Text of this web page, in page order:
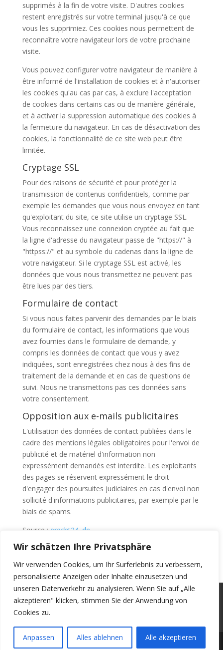
Wir schätzen Ihre Privatsphäre
Wir verwenden Cookies, um Ihr Surferlebnis zu verbessern,
personalisierte Anzeigen oder Inhalte einzusetzen und
unseren Datenverkehr zu analysieren. Wenn Sie auf „Alle
akzeptieren" klicken, stimmen Sie der Anwendung von
Cookies zu.
Anpassen Alles ablehnen Alle akzeptieren
supprimés à la fin de votre visite. D'autres cookies
restent enregistrés sur votre terminal jusqu'à ce que
vous les supprimiez. Ces cookies nous permettent de
reconnaître votre navigateur lors de votre prochaine
visite.
Vous pouvez configurer votre navigateur de manière à
être informé de l'installation de cookies et à n'autoriser
les cookies qu'au cas par cas, à exclure l'acceptation
de cookies dans certains cas ou de manière générale,
et à activer la suppression automatique des cookies à
la fermeture du navigateur. En cas de désactivation des
cookies, la fonctionnalité de ce site web peut être
limitée.
Cryptage SSL
Pour des raisons de sécurité et pour protéger la
transmission de contenus confidentiels, comme par
exemple les demandes que vous nous envoyez en tant
qu'exploitant du site, ce site utilise un cryptage SSL.
Vous reconnaissez une connexion cryptée au fait que
la ligne d'adresse du navigateur passe de "https://" à
"httpss://" et au symbole du cadenas dans la ligne de
votre navigateur. Si le cryptage SSL est activé, les
données que vous nous transmettez ne peuvent pas
être lues par des tiers.
Formulaire de contact
Si vous nous faites parvenir des demandes par le biais
du formulaire de contact, les informations que vous
avez fournies dans le formulaire de demande, y
compris les données de contact que vous y avez
indiquées, sont enregistrées chez nous à des fins de
traitement de la demande et en cas de questions de
suivi. Nous ne transmettons pas ces données sans
votre consentement.
Opposition aux e-mails publicitaires
L'utilisation des données de contact publiées dans le
cadre des mentions légales obligatoires pour l'envoi de
publicité et de matériel d'information non
expressément demandés est interdite. Les exploitants
des pages se réservent expressément le droit
d'engager des poursuites judiciaires en cas d'envoi non
sollicité d'informations publicitaires, par exemple par le
biais de spams.
Source : erecht24. de
SPHÈRE PRIVÉE ET DÉCLARATION DE
PROTECTION DES DONNÉES
Copyright © 2025 Cytogen GmbH